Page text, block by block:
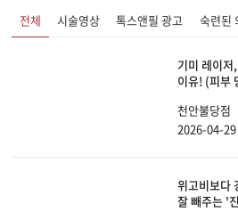
전체 시술영상 톡스앤필 광고 숙련된
기미 레이
이유! (피부
천안불당점
2026-04-29
위고비보다
잘 빼주는 '